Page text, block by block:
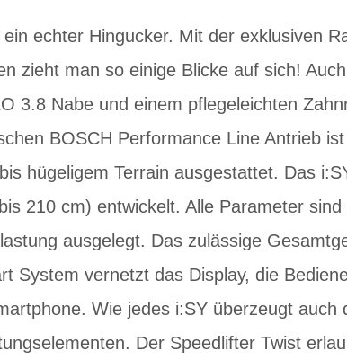
echter Hingucker. Mit der exklusiven
zieht man so einige Blicke auf sich!
3.8 Nabe und einem pflegeleichten
BOSCH Performance Line Antrieb
hügeligem Terrain ausgestattet. Das
210 cm) entwickelt. Alle Parameter
ausgelegt. Das zulässige
System vernetzt das Display, die
Wie jedes i:SY überzeugt auch
Der Speedlifter Twist